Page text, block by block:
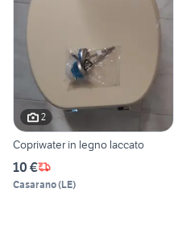
2
Copriwater in legno laccato
10 €
Casarano(LE)